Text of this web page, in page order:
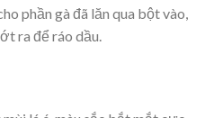
phần gà đã lăn qua bột vào,
ra để ráo dầu.